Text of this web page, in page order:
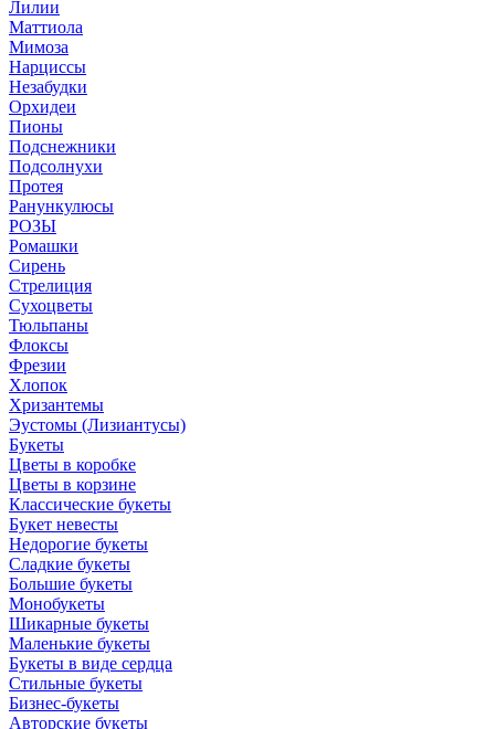
Лилии
Маттиола
Мимоза
Нарциссы
Незабудки
Орхидеи
Пионы
Подснежники
Подсолнухи
Протея
Ранункулюсы
РОЗЫ
Ромашки
Сирень
Стрелиция
Сухоцветы
Тюльпаны
Флоксы
Фрезии
Хлопок
Хризантемы
Эустомы (Лизиантусы)
Букеты
Цветы в коробке
Цветы в корзине
Классические букеты
Букет невесты
Недорогие букеты
Сладкие букеты
Большие букеты
Монобукеты
Шикарные букеты
Маленькие букеты
Букеты в виде сердца
Стильные букеты
Бизнес-букеты
Авторские букеты